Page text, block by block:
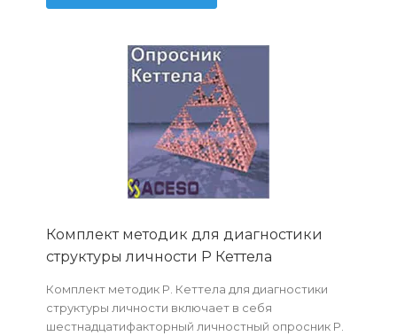
Комплект методик для диагностики
структуры личности Р Кеттела
Комплект методик Р. Кеттела для диагностики
структуры личности включает в себя
шестнадцатифакторный личностный опросник Р.